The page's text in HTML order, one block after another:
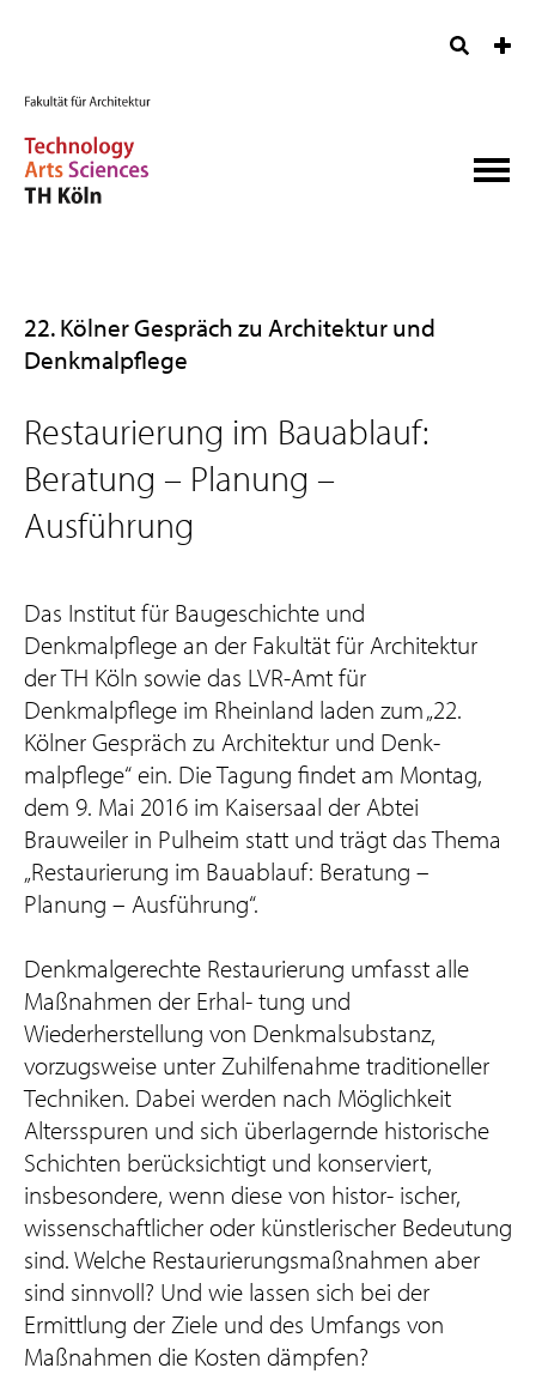
22. Kölner Gespräch zu Architektur und
Denkmalpflege
Restaurierung im Bauablauf:
Beratung – Planung –
Ausführung
Das Institut für Baugeschichte und
Denkmalpflege an der Fakultät für Architektur
der TH Köln sowie das LVR-Amt für
Denkmalpflege im Rheinland laden zum „22.
Kölner Gespräch zu Architektur und Denk-
malpflege“ ein. Die Tagung findet am Montag,
dem 9. Mai 2016 im Kaisersaal der Abtei
Brauweiler in Pulheim statt und trägt das Thema
„Restaurierung im Bauablauf: Beratung –
Planung – Ausführung“.
Denkmalgerechte Restaurierung umfasst alle
Maßnahmen der Erhal- tung und
Wiederherstellung von Denkmalsubstanz,
vorzugsweise unter Zuhilfenahme traditioneller
Techniken. Dabei werden nach Möglichkeit
Altersspuren und sich überlagernde historische
Schichten berücksichtigt und konserviert,
insbesondere, wenn diese von histor- ischer,
wissenschaftlicher oder künstlerischer Bedeutung
sind. Welche Restaurierungsmaßnahmen aber
sind sinnvoll? Und wie lassen sich bei der
Ermittlung der Ziele und des Umfangs von
Maßnahmen die Kosten dämpfen?